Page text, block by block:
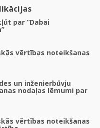
par “Dabai
vērtības noteikšanas
un inženierbūvju
nodaļas lēmumi par
vērtības noteikšanas